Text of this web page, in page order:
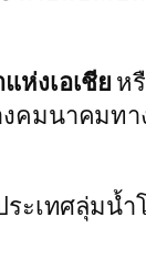
ห่งเอเชีย ห
มนาคมท
ะเทศลุ่มน้